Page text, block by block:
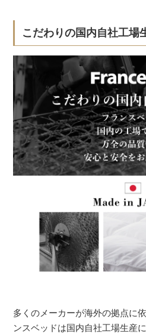
こだわりの国内自社工場
多くのメーカーが海外の拠点に
ンスベッドは国内自社工場生産